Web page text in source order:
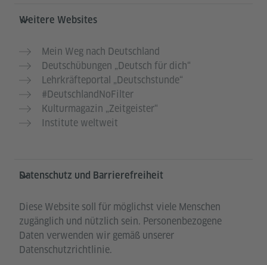
Weitere Websites
Mein Weg nach Deutschland
Deutschübungen „Deutsch für dich“
Lehrkräfteportal „Deutschstunde“
#DeutschlandNoFilter
Kulturmagazin „Zeitgeister“
Institute weltweit
Datenschutz und Barrierefreiheit
Diese Website soll für möglichst viele Menschen
zugänglich und nützlich sein. Personenbezogene
Daten verwenden wir gemäß unserer
Datenschutzrichtlinie.